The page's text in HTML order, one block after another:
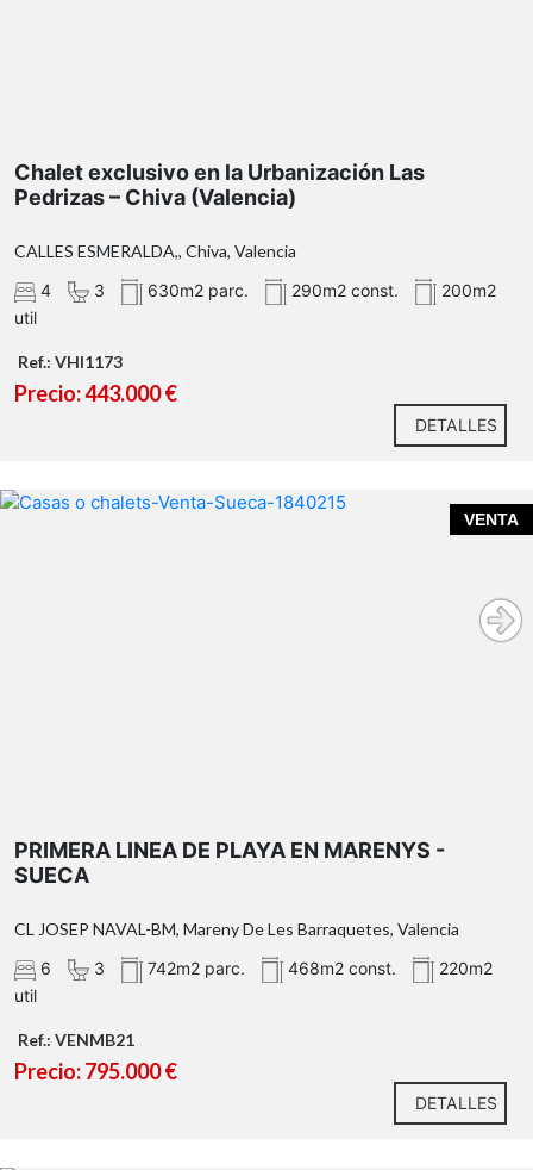
parcela de 630 metros cuadrados
cuadrados construidos
principal
comedor
sala de
cocina
tres
dos baños
polivalente de 40 metros cuadrados
zona de aparcamiento techada con
Chalet exclusivo en la Urbanización Las
Pedrizas – Chiva (Valencia)
CALLES ESMERALDA,, Chiva, Valencia
4
3 630m2 parc. 290m2 const.
200m2
util
Ref.: VHI1173
Precio: 443.000 €
DETALLES
VENTA
PRIMERA LINEA DE PLAYA EN MARENYS -
SUECA
CL JOSEP NAVAL-BM, Mareny De Les Barraquetes, Valencia
6
3 742m2 parc. 468m2 const.
220m2
util
Ref.: VENMB21
Precio: 795.000 €
DETALLES